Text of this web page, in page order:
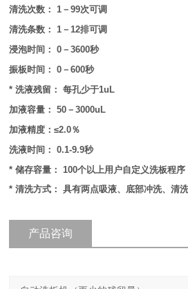
清洗次数： 1－99次可调
清洗条数： 1－12排可调
浸泡时间： 0－3600秒
振板时间： 0－600秒
* 洗液残留： 每孔少于1uL
加液容量： 50－3000uL
加液精度：≤2.0％
洗液时间： 0.1-9.9秒
* 储存容量： 100个以上用户自定义洗板程序
* 清洗方式： 具有两点吸液、底部冲洗、清
产品咨询